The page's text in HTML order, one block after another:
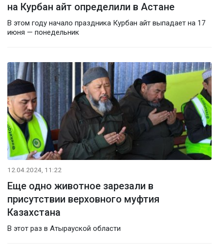
на Курбан айт определили в Астане
В этом году начало праздника Курбан айт выпадает на 17
июня — понедельник
12.04.2024, 11:22
Еще одно животное зарезали в
присутствии верховного муфтия
Казахстана
В этот раз в Атырауской области